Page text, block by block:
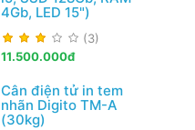
4Gb, LED 15")
(3)
11.500.000đ
Cân điện tử in tem
nhãn Digito TM-A
(30kg)